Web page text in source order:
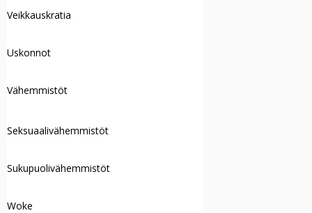
Veikkauskratia
Uskonnot
Vähemmistöt
Seksuaalivähemmistöt
Sukupuolivähemmistöt
Woke